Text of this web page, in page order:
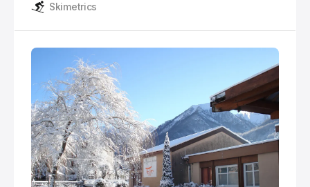
Césars vous accueille dans un cadre naturel
Skimetrics